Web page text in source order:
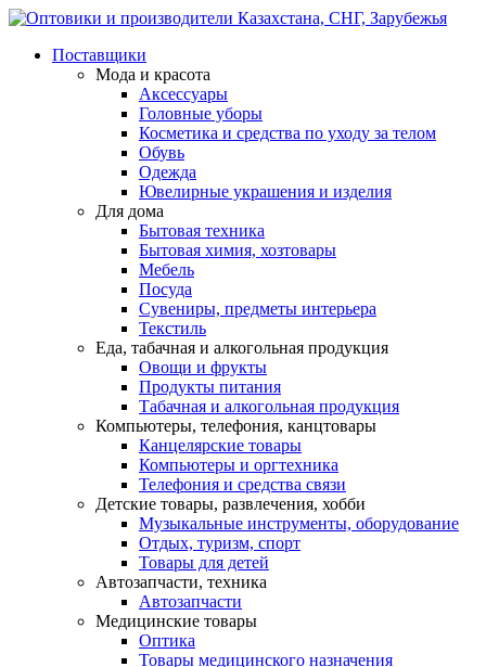
Поставщики
Мода и красота
Аксессуары
Головные уборы
Косметика и средства по уходу за телом
Обувь
Одежда
Ювелирные украшения и изделия
Для дома
Бытовая техника
Бытовая химия, хозтовары
Мебель
Посуда
Сувениры, предметы интерьера
Текстиль
Еда, табачная и алкогольная продукция
Овощи и фрукты
Продукты питания
Табачная и алкогольная продукция
Компьютеры, телефония, канцтовары
Канцелярские товары
Компьютеры и оргтехника
Телефония и средства связи
Детские товары, развлечения, хобби
Музыкальные инструменты, оборудование
Отдых, туризм, спорт
Товары для детей
Автозапчасти, техника
Автозапчасти
Медицинские товары
Оптика
Товары медицинского назначения